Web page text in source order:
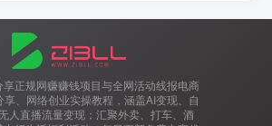
享正规网赚赚钱项目与全网活动线报电商
享、网络创业实操教程，涵盖AI变现、自
人直播流量变现；汇聚外卖、打车、酒